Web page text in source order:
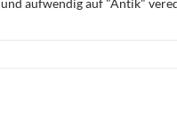
aufwendig auf "Antik"